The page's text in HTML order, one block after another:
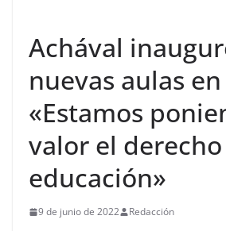
Achával
nuevas aulas
«Estamos
valor el derecho
educación»
9 de junio de 2022 Redacción